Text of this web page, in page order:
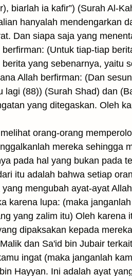
biarlah ia kafir”) (Surah Al-
hanyalah mendengarkan
Dan siapa saja yang
(Untuk tiap-tiap
yang sebenarnya, yaitu
Allah berfirman: (Dan
lagi (88)) (Surah Shad) dan
yang ditegaskan. Oleh
orang-orang
mereka sehingga
pada hal yang bukan pada
itu adalah bahwa setiap
mengubah ayat-ayat
karena lupa: (maka
yang zalim itu) Oleh karena
dipaksakan kepada
dan Sa'id bin Jubair
ingat (maka janganlah
Hayyan. Ini adalah ayat